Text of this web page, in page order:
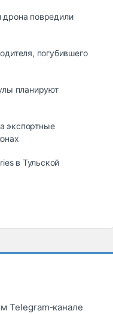
дрона повредили
погубившего
планируют
экспортные
в Тульской
Telegram‑канале